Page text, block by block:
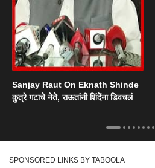
Sanjay Raut On Eknath Shinde
कुत्रे गटाचे नेते, राऊतांनी शिंदेंना डिवचलं
SPONSORED LINKS BY TABOOLA